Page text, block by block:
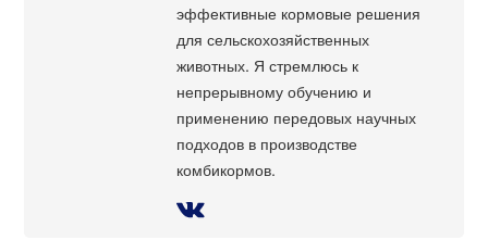
эффективные кормовые решения
для сельскохозяйственных
животных. Я стремлюсь к
непрерывному обучению и
применению передовых научных
подходов в производстве
комбикормов.